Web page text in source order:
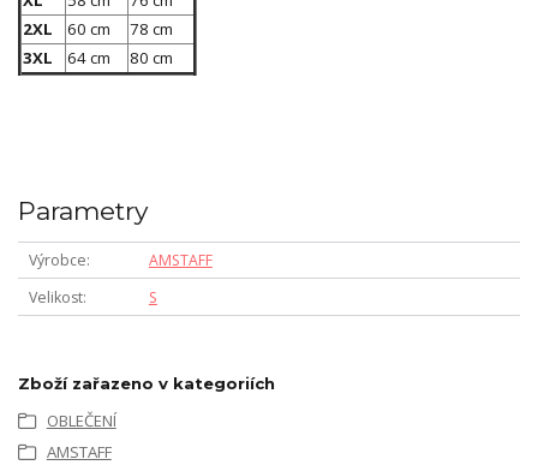
2XL
60 cm
78 cm
3XL
64 cm 80 cm
Parametry
Výrobce
AMSTAFF
Velikost
S
Zboží zařazeno v kategoriích
OBLEČENÍ
AMSTAFF